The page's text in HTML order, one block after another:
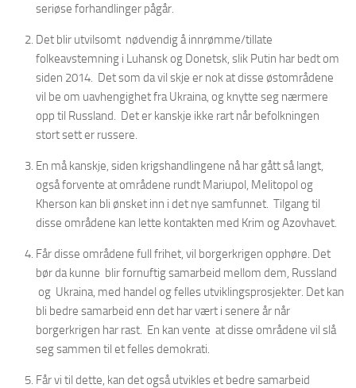
seriøse forhandlinger pågår.
Det blir utvilsomt nødvendig å innrømme/tillate
folkeavstemning i Luhansk og Donetsk, slik Putin har bedt om
siden 2014. Det som da vil skje er nok at disse østområdene
vil be om uavhengighet fra Ukraina, og knytte seg nærmere
opp til Russland. Det er kanskje ikke rart når befolkningen
stort sett er russere.
En må kanskje, siden krigshandlingene nå har gått så langt,
også forvente at områdene rundt Mariupol, Melitopol og
Kherson kan bli ønsket inn i det nye samfunnet. Tilgang til
disse områdene kan lette kontakten med Krim og Azovhavet.
Får disse områdene full frihet, vil borgerkrigen opphøre. Det
bør da kunne blir fornuftig samarbeid mellom dem, Russland
og Ukraina, med handel og felles utviklingsprosjekter. Det kan
bli bedre samarbeid enn det har vært i senere år når
borgerkrigen har rast. En kan vente at disse områdene vil slå
seg sammen til et felles demokrati.
Får vi til dette, kan det også utvikles et bedre samarbeid